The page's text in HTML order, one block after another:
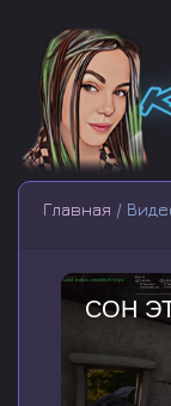
Главная /
СОН